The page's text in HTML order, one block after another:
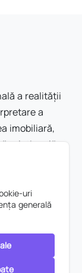
a realității
a
imobiliară,
relațională
uri
generală